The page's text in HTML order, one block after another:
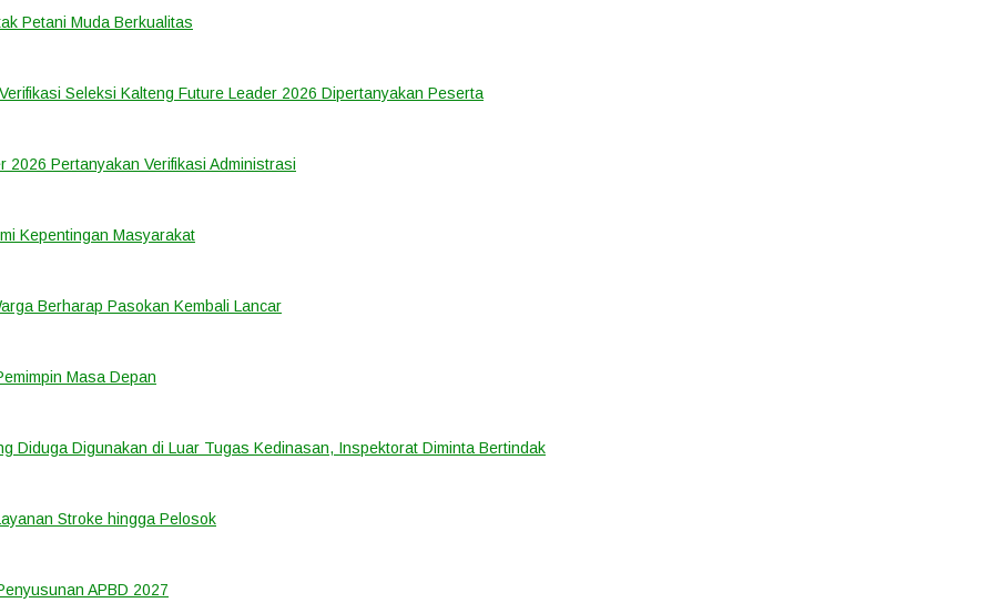
Petani Muda Berkualitas
Seleksi Kalteng Future Leader 2026 Dipertanyakan Peserta
2026 Pertanyakan Verifikasi Administrasi
Kepentingan Masyarakat
Berharap Pasokan Kembali Lancar
Masa Depan
Diduga Digunakan di Luar Tugas Kedinasan, Inspektorat Diminta Bertindak
Stroke hingga Pelosok
APBD 2027